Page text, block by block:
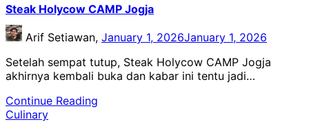
Steak Holycow CAMP Jogja
Arif Setiawan, January 1, 2026January 1, 2026
Setelah sempat tutup, Steak Holycow CAMP Jogja
akhirnya kembali buka dan kabar ini tentu jadi…
Continue Reading
Culinary